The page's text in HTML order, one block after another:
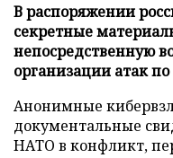
В распоряжении
секретные
непосредственную
организации атак по
Анонимные
документальные
НАТО в конфликт,